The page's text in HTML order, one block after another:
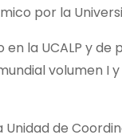
por la
la UCALP y de
volumen I
Unidad de